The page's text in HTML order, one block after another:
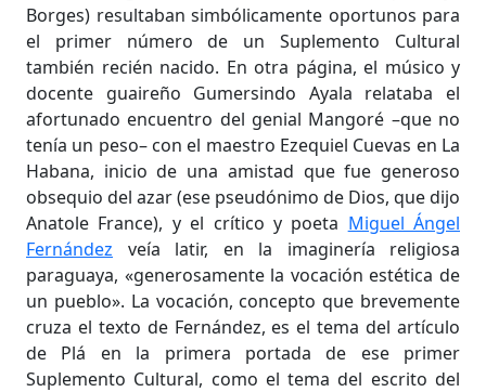
Borges) resultaban simbólicamente oportunos para
el primer número de un Suplemento Cultural
también recién nacido. En otra página, el músico y
docente guaireño Gumersindo Ayala relataba el
afortunado encuentro del genial Mangoré –que no
tenía un peso– con el maestro Ezequiel Cuevas en La
Habana, inicio de una amistad que fue generoso
obsequio del azar (ese pseudónimo de Dios, que dijo
Anatole France), y el crítico y poeta Miguel Ángel
Fernández veía latir, en la imaginería religiosa
paraguaya, «generosamente la vocación estética de
un pueblo». La vocación, concepto que brevemente
cruza el texto de Fernández, es el tema del artículo
de Plá en la primera portada de ese primer
Suplemento Cultural, como el tema del escrito del